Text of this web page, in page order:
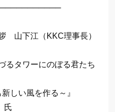
山下江（KKC理事長）
タワーにのぼる君たち
い風を作る～』